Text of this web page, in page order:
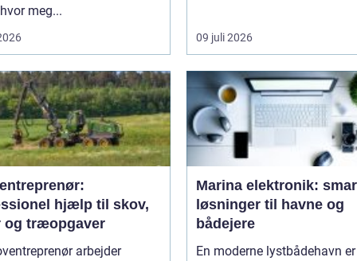
meg...
09 juli 2026
hjælp til skov,
og træopgaver
arbejder
Marina elektronik:
løsninger til havne og
bådejere
En moderne lystbådehavn